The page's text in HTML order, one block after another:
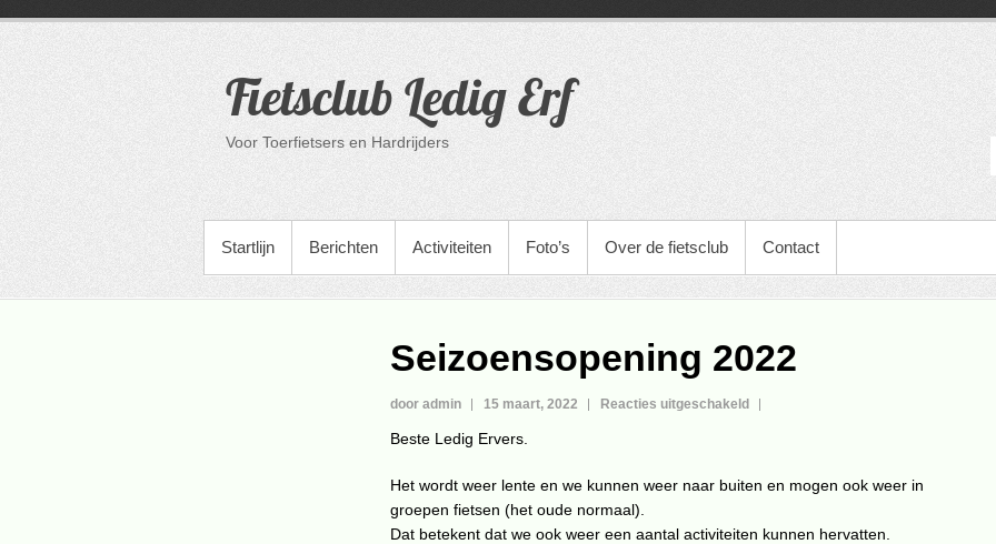
Fietsclub Ledig Erf
Voor Toerfietsers en Hardrijders
PRIMAIR MENU
Startlijn Berichten Activiteiten Foto’s Over de fietsclub Contact
Seizoensopening 2022
door admin 15 maart, 2022 Reacties uitgeschakeldvoor
Beste Ledig Ervers.
Het wordt weer lente en we kunnen weer naar buiten en mogen ook weer in
groepen fietsen (het oude normaal).
Dat betekent dat we ook weer een aantal activiteiten kunnen hervatten.